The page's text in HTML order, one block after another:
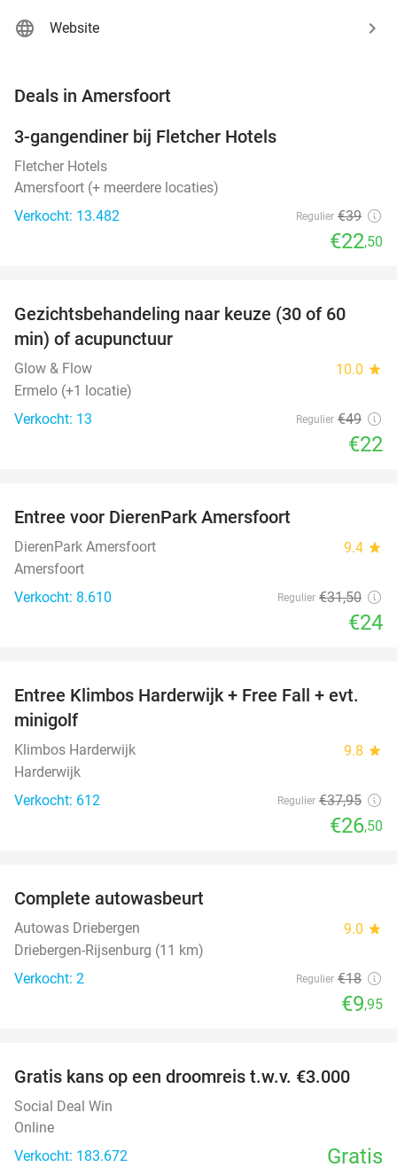
Website
Deals in Amersfoort
3-gangendiner bij Fletcher Hotels
Fletcher Hotels
Amersfoort (+ meerdere locaties)
Verkocht: 13.482
Regulier €39
€22,50
55%
TODAY
Gezichtsbehandeling naar keuze (30 of 60
min) of acupunctuur
Glow & Flow 10.0 star
Ermelo (+1 locatie)
Verkocht: 13
Regulier €49
€22
Entree voor DierenPark Amersfoort
DierenPark Amersfoort 9.4 star
Amersfoort
Verkocht: 8.610
Regulier €31,50
€24
30%
Entree Klimbos Harderwijk + Free Fall + evt.
minigolf
Klimbos Harderwijk 9.8 star
Harderwijk
Verkocht: 612
Regulier €37,95
€26,50
NEW
TODAY
Complete autowasbeurt
Autowas Driebergen 9.0 star
Driebergen-Rijsenburg (11 km)
Verkocht: 2
Regulier €18
€9,95
Gratis kans op een droomreis t.w.v. €3.000
Social Deal Win
Online
Verkocht: 183.672
Gratis